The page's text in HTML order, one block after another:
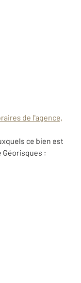
de l'agence,
ce bien est
: